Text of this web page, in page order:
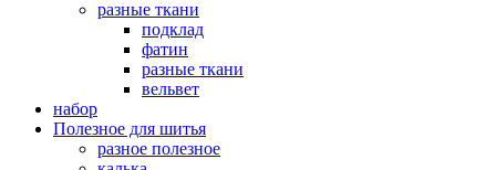
разные ткани
подклад
фатин
разные ткани
вельвет
набор
Полезное для шитья
разное полезное